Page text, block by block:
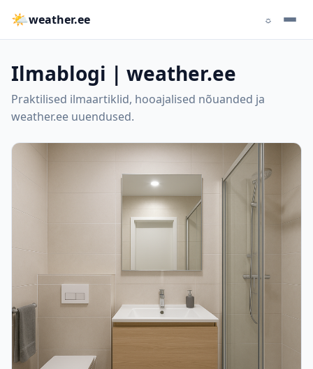
🌤weather.ee ☼
Ilmablogi | weather.ee
Praktilised ilmaartiklid, hooajalised nõuanded ja
weather.ee uuendused.